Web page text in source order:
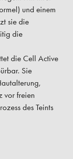
und einem
sie die
die
die Cell Active
Sie
vor freien
des Teints